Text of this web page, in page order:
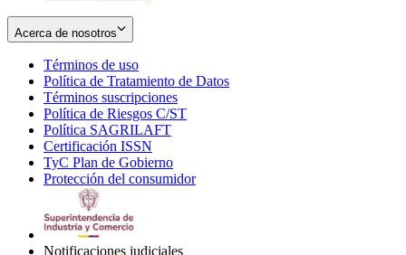
Acerca de nosotros
Términos de uso
in
new
window
Política de Tratamiento de Datos
Términos suscripciones
in
Política de Riesgos C/ST
Política SAGRILAFT
new
window
Certificación ISSN
in
new
TyC Plan de Gobierno
in
Protección del consumidorOpens
Notificaciones judiciales